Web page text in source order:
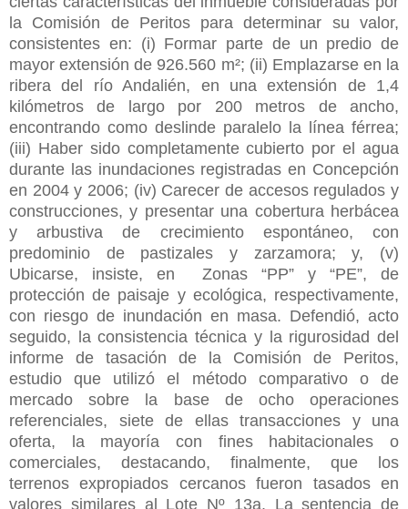
la Comisión de Peritos para determinar su valor,
consistentes en: (i) Formar parte de un predio de
mayor extensión de 926.560 m²; (ii) Emplazarse en la
ribera del río Andalién, en una extensión de 1,4
kilómetros de largo por 200 metros de ancho,
encontrando como deslinde paralelo la línea férrea;
(iii) Haber sido completamente cubierto por el agua
durante las inundaciones registradas en Concepción
en 2004 y 2006; (iv) Carecer de accesos regulados y
construcciones, y presentar una cobertura herbácea
y arbustiva de crecimiento espontáneo, con
predominio de pastizales y zarzamora; y, (v)
Ubicarse, insiste, en Zonas “PP” y “PE”, de
protección de paisaje y ecológica, respectivamente,
con riesgo de inundación en masa. Defendió, acto
seguido, la consistencia técnica y la rigurosidad del
informe de tasación de la Comisión de Peritos,
estudio que utilizó el método comparativo o de
mercado sobre la base de ocho operaciones
referenciales, siete de ellas transacciones y una
oferta, la mayoría con fines habitacionales o
comerciales, destacando, finalmente, que los
terrenos expropiados cercanos fueron tasados en
valores similares al Lote Nº 13a. La sentencia de